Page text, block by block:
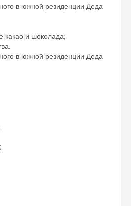
в южной резиденции Деда
какао и шоколада;
в южной резиденции Деда